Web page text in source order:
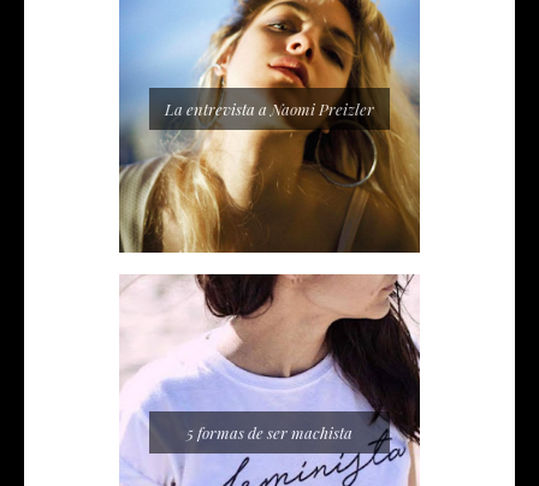
La entrevista a Naomi Preizler
5 formas de ser machista